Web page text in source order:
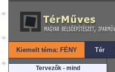
Kiemelt téma: FÉNY Tér
Tervezők - mind